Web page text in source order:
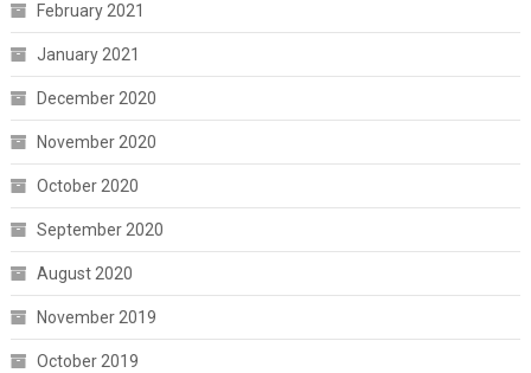
February 2021
January 2021
December 2020
November 2020
October 2020
September 2020
August 2020
November 2019
October 2019